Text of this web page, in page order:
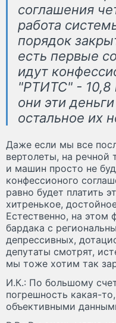
соглашения
работа
порядок
есть первые
идут
"РТИТС" - 10,8
они эти
остальное их
Даже если мы все
вертолеты, на речной
и машин просто не
конфессионого
равно будет платить
хитренькое,
Естественно, на этом
бардака с
депрессивных,
депутаты смотрят,
мы тоже хотим так
И.К.: По большому
погрешность какая-
объективными